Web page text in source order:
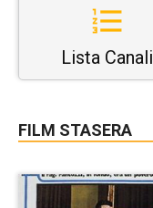
Lista Canali
FILM STASERA